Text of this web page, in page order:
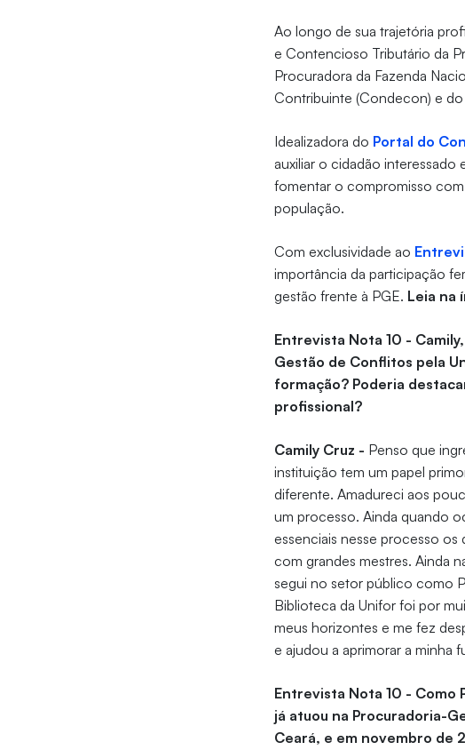
Ao longo de sua trajetória
e Contencioso Tributário da
Procuradora da Fazenda
Contribuinte (Condecon) e
Idealizadora do Portal do
auxiliar o cidadão interessado
fomentar o compromisso
população.
Com exclusividade ao
importância da participação
gestão frente à PGE. Leia na
Entrevista Nota 10 -
Gestão de Conflitos pela
formação? Poderia
profissional?
Camily Cruz - Penso que
instituição tem um papel
diferente. Amadureci aos
um processo. Ainda quando
essenciais nesse processo
com grandes mestres. Ainda
segui no setor público como
Biblioteca da Unifor foi por
meus horizontes e me fez
e ajudou a aprimorar a minha
Entrevista Nota 10 - Como
já atuou na Procuradoria-
Ceará, e em novembro de